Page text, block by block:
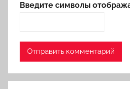
Введите символы